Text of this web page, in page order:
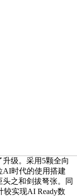
级。采用5颗全向
AI时代的使用搭建
之和剑拔弩张。同
实现AI Ready数